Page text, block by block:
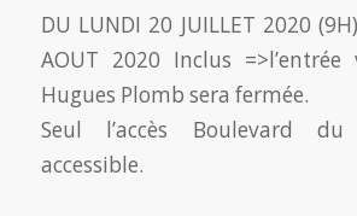
DU LUNDI 20 JUILLET 2020
AOUT 2020 Inclus =>l’entrée
Hugues Plomb sera fermée.
Seul l’accès Boulevard du
accessible.